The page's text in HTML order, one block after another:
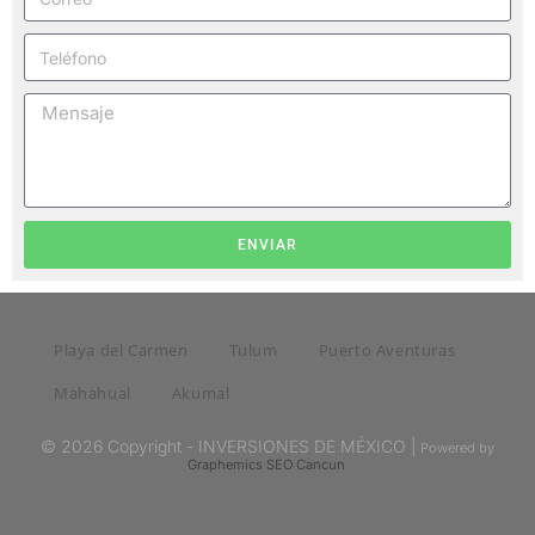
ENVIAR
Playa del Carmen Tulum
Puerto Aventuras
Mahahual
Akumal
© 2026 Copyright - INVERSIONES DE MÉXICO |
Powered by
Graphemics SEO Cancun